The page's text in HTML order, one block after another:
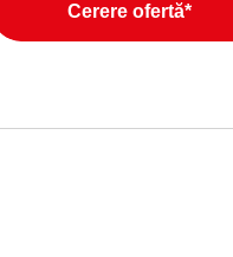
Cerere ofertă*